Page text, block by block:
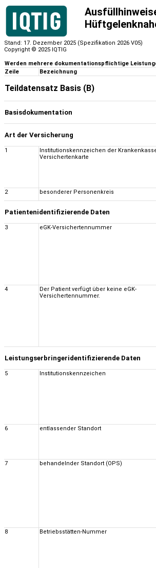
Stand: 17. Dezember 2025 (Spezifikation 2026 V05)
Copyright © 2025 IQTIG
Werden mehrere dokumentationspflichtige
Zeile
Bezeichnung
Teildatensatz Basis (B)
Basisdokumentation
Art der Versicherung
1
Institutionskennzeichen der
Versichertenkarte
2
besonderer Personenkreis
Patientenidentifizierende Daten
3 eGK-Versichertennummer
4
Der Patient verfügt über keine eGK-
Versichertennummer.
Leistungserbringeridentifizierende Daten
5 Institutionskennzeichen
6
entlassender Standort
7 behandelnder Standort (OPS)
8
Betriebsstätten-Nummer